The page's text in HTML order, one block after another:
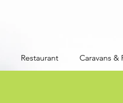
Restaurant Caravans &